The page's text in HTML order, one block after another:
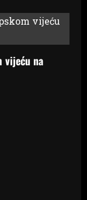
vijeću na